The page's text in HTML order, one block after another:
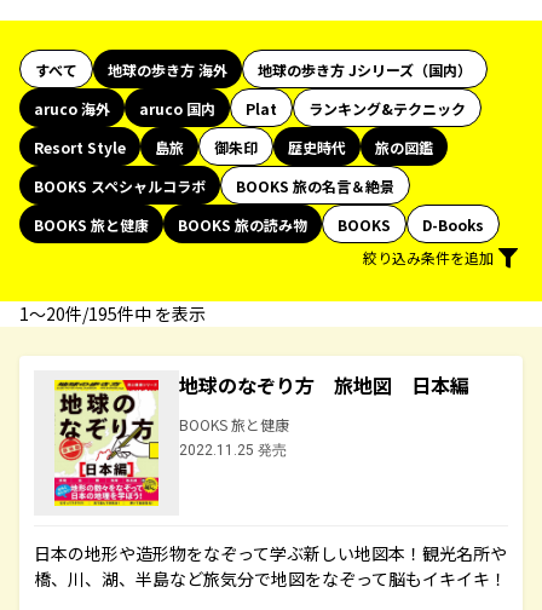
すべて 地球の歩き方 海外
地球の歩き方 Jシリーズ（国内）
aruco 海外
aruco 国内 Plat
ランキング&テクニック
Resort Style
島旅 御朱印 歴史時代
旅の図鑑
BOOKS スペシャルコラボ
BOOKS 旅の名言＆絶景
BOOKS 旅と健康
BOOKS 旅の読み物 BOOKS
D-Books
絞り込み条件を追加
1〜20件/195件中 を表示
地球のなぞり方 旅地図 日本編
BOOKS 旅と健康
2022.11.25 発売
日本の地形や造形物をなぞって学ぶ新しい地図本！観光名所や
橋、川、湖、半島など旅気分で地図をなぞって脳もイキイキ！